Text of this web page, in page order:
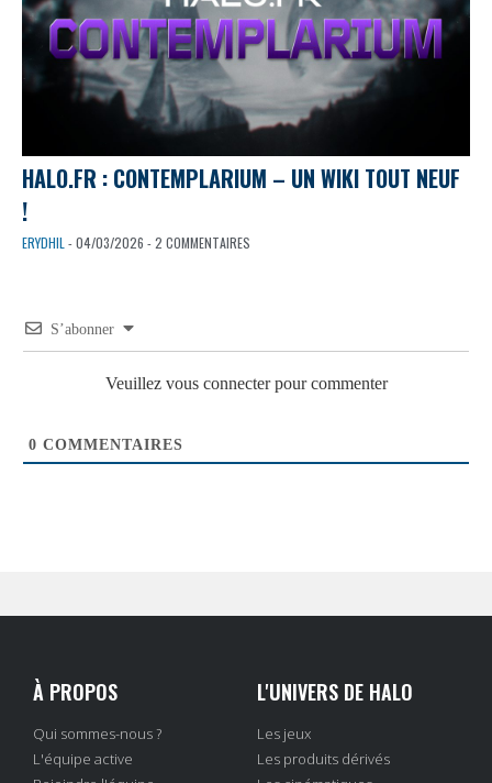
HALO.FR : CONTEMPLARIUM – UN WIKI TOUT NEUF
!
ERYDHIL - 04/03/2026 - 2 COMMENTAIRES
S’abonner
Veuillez vous connecter pour commenter
0 COMMENTAIRES
À PROPOS
Qui sommes-nous ?
L'équipe active
L'UNIVERS DE HALO
Les jeux
Les produits dérivés